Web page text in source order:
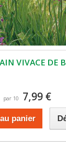
VIVACE DE
par 10 7,99 €
panier